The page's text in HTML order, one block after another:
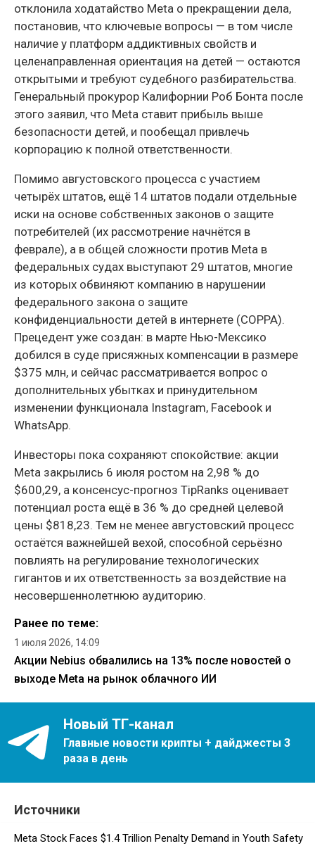
отклонила ходатайство Meta о прекращении дела,
постановив, что ключевые вопросы — в том числе
наличие у платформ аддиктивных свойств и
целенаправленная ориентация на детей — остаются
открытыми и требуют судебного разбирательства.
Генеральный прокурор Калифорнии Роб Бонта после
этого заявил, что Meta ставит прибыль выше
безопасности детей, и пообещал привлечь
корпорацию к полной ответственности.
Помимо августовского процесса с участием
четырёх штатов, ещё 14 штатов подали отдельные
иски на основе собственных законов о защите
потребителей (их рассмотрение начнётся в
феврале), а в общей сложности против Meta в
федеральных судах выступают 29 штатов, многие
из которых обвиняют компанию в нарушении
федерального закона о защите
конфиденциальности детей в интернете (COPPA).
Прецедент уже создан: в марте Нью-Мексико
добился в суде присяжных компенсации в размере
$375 млн, и сейчас рассматривается вопрос о
дополнительных убытках и принудительном
изменении функционала Instagram, Facebook и
WhatsApp.
Инвесторы пока сохраняют спокойствие: акции
Meta закрылись 6 июля ростом на 2,98 % до
$600,29, а консенсус-прогноз TipRanks оценивает
потенциал роста ещё в 36 % до средней целевой
цены $818,23. Тем не менее августовский процесс
остаётся важнейшей вехой, способной серьёзно
повлиять на регулирование технологических
гигантов и их ответственность за воздействие на
несовершеннолетнюю аудиторию.
Ранее по теме:
1 июля 2026, 14:09
Акции Nebius обвалились на 13% после новостей о
выходе Meta на рынок облачного ИИ
Новый ТГ-канал
Главные новости крипты + дайджесты 3
раза в день
Источники
Meta Stock Faces $1.4 Trillion Penalty Demand in Youth Safety